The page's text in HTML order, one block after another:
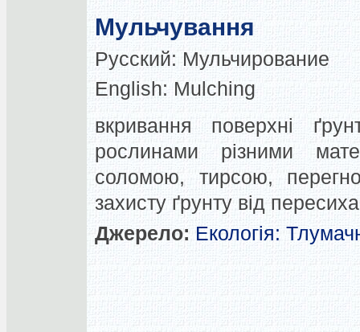
Мульчування
Русский: Мульчирование
English: Mulching
вкривання поверхні
рослинами різними
соломою, тирсою,
захисту ґрунту від
Джерело: Екологія: